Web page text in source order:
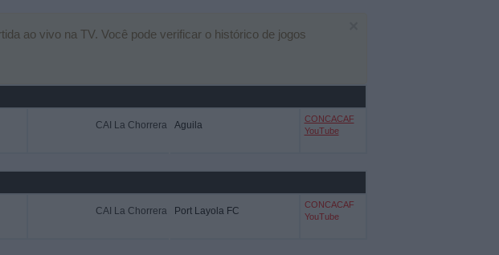
ao vivo na TV. Você pode verificar o histórico de jogos
CAI La Chorrera Aguila
CONCACAF
YouTube
CAI La Chorrera Port Layola FC
CONCACAF
YouTube